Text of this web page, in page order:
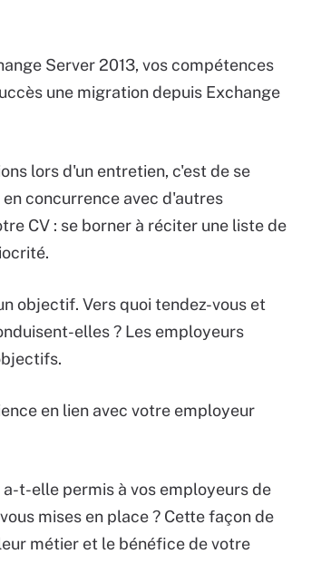
Server 2013, vos compétences
une migration depuis Exchange
lors d'un entretien, c'est de se
concurrence avec d'autres
CV : se borner à réciter une liste de
objectif. Vers quoi tendez-vous et
elles ? Les employeurs
en lien avec votre employeur
t-elle permis à vos employeurs de
mises en place ? Cette façon de
métier et le bénéfice de votre